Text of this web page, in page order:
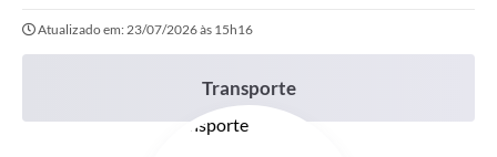
Atualizado em: 23/07/2026 às 15h16
Transporte